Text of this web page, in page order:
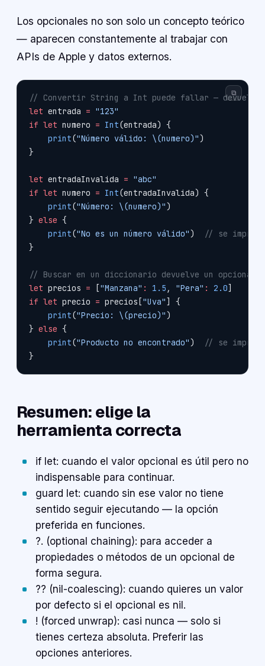
Los opcionales no son solo un concepto teórico
— aparecen constantemente al trabajar con
APIs de Apple y datos externos.
// Convertir String a Int puede fallar — devuelve
let entrada = "123"
if let numero = Int(entrada) {
    print
("Número válido: \(numero)")
}
let entradaInvalida = "abc"
if let numero = Int(entradaInvalida) {
    print
("Número: \(numero)")
} else {
    print
("No es un número válido")
// se
}
// Buscar en un diccionario devuelve un opcional
let precios = ["Manzana" : 1.5 , "Pera" : 2.0]
if let precio = precios["Uva"] {
    print
("Precio: \(precio)")
} else {
    print
("Producto no encontrado")
// se
}
⧉
Resumen: elige la
herramienta correcta
if let: cuando el valor opcional es útil pero no
indispensable para continuar.
guard let: cuando sin ese valor no tiene
sentido seguir ejecutando — la opción
preferida en funciones.
?. (optional chaining): para acceder a
propiedades o métodos de un opcional de
forma segura.
?? (nil-coalescing): cuando quieres un valor
por defecto si el opcional es nil.
! (forced unwrap): casi nunca — solo si
tienes certeza absoluta. Preferir las
opciones anteriores.